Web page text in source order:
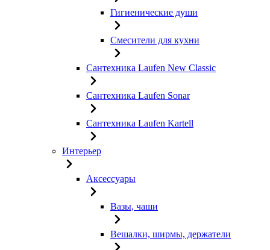
Гигиенические души
Смесители для кухни
Сантехника Laufen New Classic
Сантехника Laufen Sonar
Сантехника Laufen Kartell
Интерьер
Аксессуары
Вазы, чаши
Вешалки, ширмы, держатели